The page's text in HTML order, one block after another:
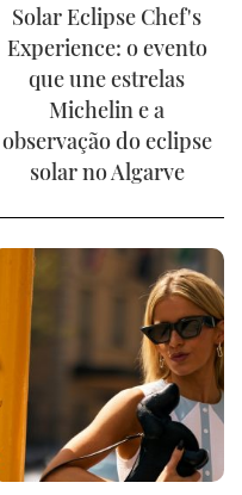
Solar Eclipse Chef's
Experience: o evento
que une estrelas
Michelin e a
observação do eclipse
solar no Algarve